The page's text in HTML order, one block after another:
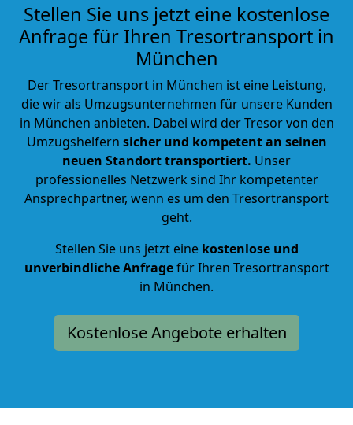
Stellen Sie uns jetzt eine kostenlose
Anfrage für Ihren Tresortransport in
München
Der Tresortransport in München ist eine Leistung,
die wir als Umzugsunternehmen für unsere Kunden
in München anbieten. Dabei wird der Tresor von den
Umzugshelfern sicher und kompetent an seinen
neuen Standort transportiert. Unser
professionelles Netzwerk sind Ihr kompetenter
Ansprechpartner, wenn es um den Tresortransport
geht.
Stellen Sie uns jetzt eine kostenlose und
unverbindliche Anfragefür Ihren Tresortransport
in München.
Kostenlose Angebote erhalten